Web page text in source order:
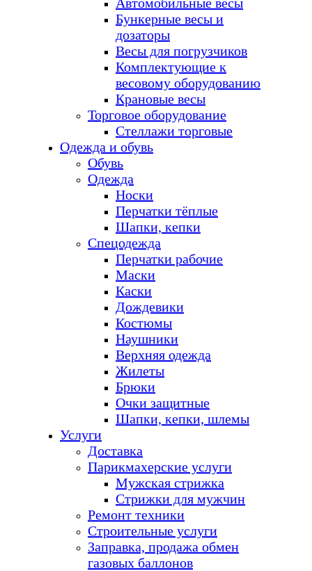
Бункерные весы и
дозаторы
Весы для погрузчиков
Комплектующие к
весовому оборудованию
Крановые весы
Торговое оборудование
Стеллажи торговые
Одежда и обувь
Обувь
Одежда
Носки
Перчатки тёплые
Шапки, кепки
Спецодежда
Перчатки рабочие
Маски
Каски
Дождевики
Костюмы
Наушники
Верхняя одежда
Жилеты
Брюки
Очки защитные
Шапки, кепки, шлемы
Услуги
Доставка
Парикмахерские услуги
Мужская стрижка
Стрижки для мужчин
Ремонт техники
Строительные услуги
Заправка, продажа обмен
газовых баллонов